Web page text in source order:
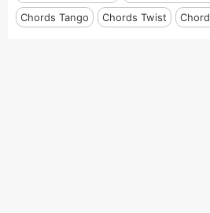
Chords Tango
Chords Twist